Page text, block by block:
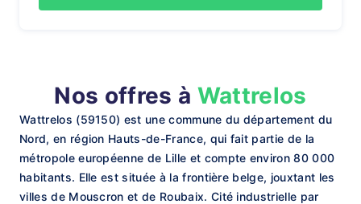
Nos offres à Wattrelos
Wattrelos (59150) est une commune du département du
Nord, en région Hauts-de-France, qui fait partie de la
métropole européenne de Lille et compte environ 80 000
habitants. Elle est située à la frontière belge, jouxtant les
villes de Mouscron et de Roubaix. Cité industrielle par